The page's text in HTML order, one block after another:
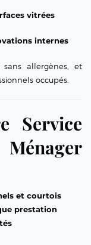
vitrées
internes
sans allergènes, et
occupés.
Service
et courtois
prestation